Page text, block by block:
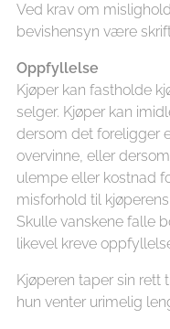
Ved krav om
bevishensyn være
Oppfyllelse
Kjøper kan fastholde
selger. Kjøper kan
dersom det foreligger
overvinne, eller
ulempe eller kostnad
misforhold til
Skulle vanskene falle
likevel kreve
Kjøperen taper sin rett
hun venter urimelig